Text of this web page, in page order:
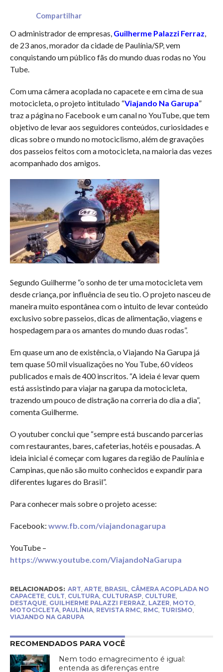
Compartilhar
O administrador de empresas, Guilherme Palazzi Ferraz,
de 23 anos, morador da cidade de Paulínia/SP, vem
conquistando um público fãs do mundo duas rodas no You
Tube.
Com uma câmera acoplada no capacete e em cima de sua
motocicleta, o projeto intitulado “Viajando Na Garupa”
traz a página no Facebook e um canal no YouTube, que tem
objetivo de levar aos seguidores conteúdos, curiosidades e
dicas sobre o mundo no motociclismo, além de gravações
dos passeios feitos com a motocicleta, na maioria das vezes
acompanhado dos amigos.
Segundo Guilherme “o sonho de ter uma motocicleta vem
desde criança, por influência de seu tio. O projeto nasceu de
maneira muito espontânea com o intuito de levar conteúdo
exclusivo sobre passeios, dicas de alimentação, viagens e
hospedagem para os amantes do mundo duas rodas”.
Em quase um ano de existência, o Viajando Na Garupa já
tem quase 50 mil visualizações no You Tube, 60 vídeos
publicados e mais de 400 inscritos. “A ideia é levar quem
está assistindo para viajar na garupa da motocicleta,
trazendo um pouco de distração na correria do dia a dia”,
comenta Guilherme.
O youtuber conclui que “sempre está buscando parcerias
com restaurantes, bares, cafeterias, hotéis e pousadas. A
ideia inicial é começar com lugares da região de Paulínia e
Campinas, que não são muito conhecidos e expandir para
diferentes lugares do Brasil”.
Para conhecer mais sobre o projeto acesse:
Facebook: www.fb.com/viajandonagarupa
YouTube –
https://www.youtube.com/ViajandoNaGarupa
RELACIONADOS: ART ARTE, BRASIL CÂMERA ACOPLADA NO
CAPACETE, CULT CULTURA, CULTURASP CULTURE,
DESTAQUE, GUILHERME PALAZZI FERRAZ LAZER MOTO
MOTOCICLETA, PAULÍNIA, REVISTA RMC, RMC, TURISMO
VIAJANDO NA GARUPA
RECOMENDADOS PARA VOCÊ
Nem todo emagrecimento é igual:
entenda as diferenças entre